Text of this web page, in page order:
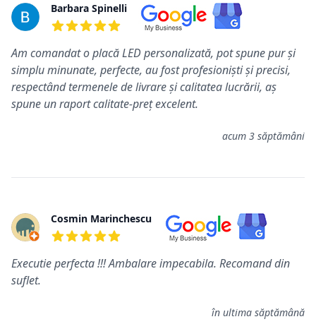
Barbara Spinelli
Am comandat o placă LED personalizată, pot spune pur și
simplu minunate, perfecte, au fost profesioniști și precisi,
respectând termenele de livrare și calitatea lucrării, aș
spune un raport calitate-preț excelent.
acum 3 săptămâni
Cosmin Marinchescu
Executie perfecta !!! Ambalare impecabila. Recomand din
suflet.
în ultima săptămână